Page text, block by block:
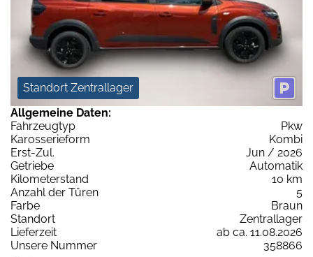
Standort Zentrallager
Allgemeine Daten:
Fahrzeugtyp
Pkw
Karosserieform
Kombi
Erst-Zul.
Jun / 2026
Getriebe
Automatik
Kilometerstand
10 km
Anzahl der Türen
5
Farbe
Braun
Standort
Zentrallager
Lieferzeit
ab ca. 11.08.2026
Unsere Nummer
358866